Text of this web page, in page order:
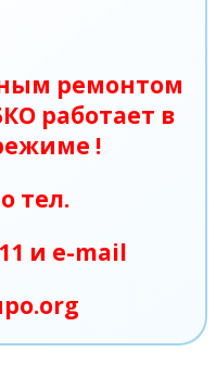
ремонтом
работает в
!
тел.
и e-mail